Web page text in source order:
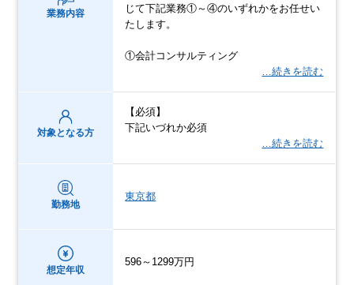
業務内容
じて下記業務①～④のいずれかをお任せい
たします。
①会計コンサルティング
…続きを読む
対象となる方
【必須】
下記いづれか必須
…続きを読む
勤務地
東京都
想定年収
596～1299万円